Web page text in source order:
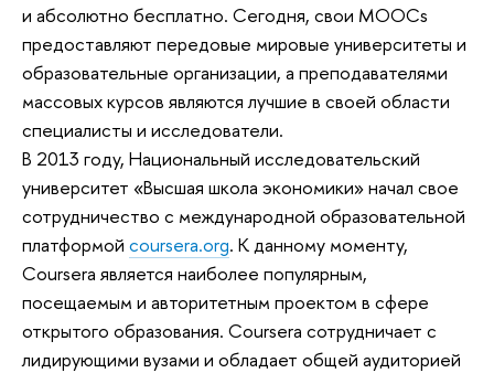
и абсолютно бесплатно. Сегодня, свои MOOCs
предоставляют передовые мировые университеты и
образовательные организации, а преподавателями
массовых курсов являются лучшие в своей области
специалисты и исследователи.
В 2013 году, Национальный исследовательский
университет «Высшая школа экономики» начал свое
сотрудничество с международной образовательной
платформой сoursera.org. К данному моменту,
Coursera является наиболее популярным,
посещаемым и авторитетным проектом в сфере
открытого образования. Coursera сотрудничает с
лидирующими вузами и обладает общей аудиторией